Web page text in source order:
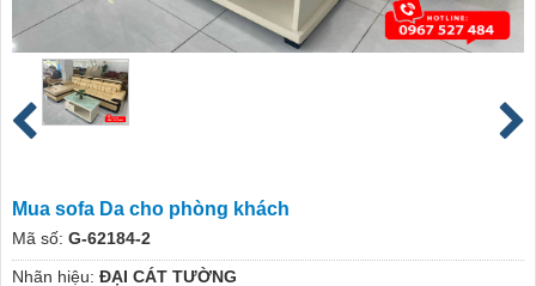
Mua sofa Da cho phòng khách
Mã số: G-62184-2
Nhãn hiệu: ĐẠI CÁT TƯỜNG